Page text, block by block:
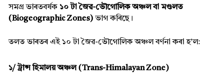
সমগ্ৰ ভাৰতবৰ্ষক ১০ টা জৈৱ-ভৌগোলিক অঞ্চল বা মণ্ডলত
(Biogeographic Zones)ভাগ কৰিছে।
তলত ভাৰতৰ এই ১০ টা জৈৱ-ভৌগোলিক অঞ্চল বৰ্ণনা কৰা হ’ল:
১/ ট্ৰান্স হিমালয় অঞ্চল (Trans-Himalayan Zone)